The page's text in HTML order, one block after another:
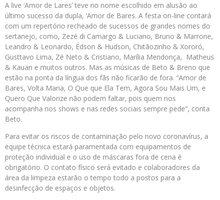
A live ‘Amor de Lares’ teve no nome escolhido em alusão ao
último sucesso da dupla, ‘Amor de Bares. A festa on-line contará
com um repertório recheado de sucessos de grandes nomes do
sertanejo, como, Zezé di Camargo & Luciano, Bruno & Marrone,
Leandro & Leonardo, Édson & Hudson, Chitãozinho & Xororó,
Gusttavo Lima, Zé Neto & Cristiano, Marília Mendonça, Matheus
& Kauan e muitos outros. Mas as músicas de Beto & Breno que
estão na ponta da língua dos fãs não ficarão de fora. “Amor de
Bares, Volta Maria, O Que que Ela Tem, Agora Sou Mais Um, e
Quero Que Valorize não podem faltar, pois quem nos
acompanha nos shows e nas redes sociais sempre pede”, conta
Beto.
Para evitar os riscos de contaminação pelo novo coronavírus, a
equipe técnica estará paramentada com equipamentos de
proteção individual e o uso de máscaras fora de cena é
obrigatório. O contato físico será evitado e colaboradores da
área da limpeza estarão o tempo todo a postos para a
desinfecção de espaços e objetos.